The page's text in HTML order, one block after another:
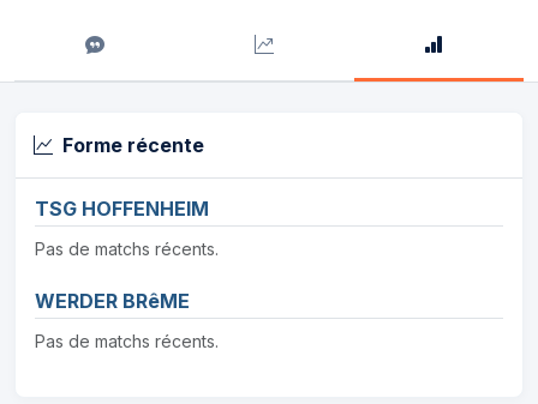
Forme récente
TSG HOFFENHEIM
Pas de matchs récents.
WERDER BRêME
Pas de matchs récents.